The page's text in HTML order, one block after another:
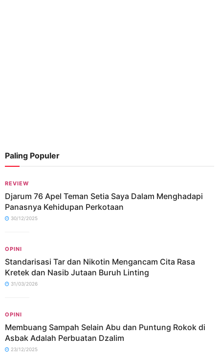
Paling Populer
REVIEW
Djarum 76 Apel Teman Setia Saya Dalam Menghadapi
Panasnya Kehidupan Perkotaan
30/12/2025
OPINI
Standarisasi Tar dan Nikotin Mengancam Cita Rasa
Kretek dan Nasib Jutaan Buruh Linting
31/03/2026
OPINI
Membuang Sampah Selain Abu dan Puntung Rokok di
Asbak Adalah Perbuatan Dzalim
23/12/2025